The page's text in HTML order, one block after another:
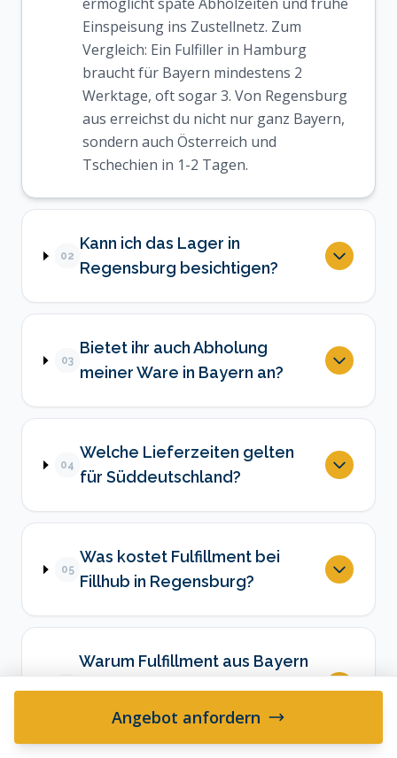
Einspeisung ins Zustellnetz. Zum
Vergleich: Ein Fulfiller in Hamburg
braucht für Bayern mindestens 2
Werktage, oft sogar 3. Von Regensburg
aus erreichst du nicht nur ganz Bayern,
sondern auch Österreich und
Tschechien in 1-2 Tagen.
02
Kann ich das Lager in
Regensburg besichtigen?
03
Bietet ihr auch Abholung
meiner Ware in Bayern an?
04
Welche Lieferzeiten gelten
für Süddeutschland?
05
Was kostet Fulfillment bei
Fillhub in Regensburg?
Warum Fulfillment aus Bayern
Hamburg?
Angebot anfordern